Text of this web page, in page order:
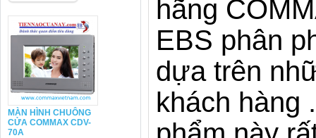
MÀN HÌNH CHUÔNG
CỬA COMMAX CDV-
70A
hãng
EBS phân
dựa trên
khách hàng